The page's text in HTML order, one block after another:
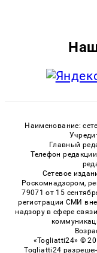
Наименование:
Главный
Телефон
Сетевое
Роскомнадзором,
79071 от 15
регистрации СМИ
надзору в сфере
«Togliatti24» ©
Togliatti24